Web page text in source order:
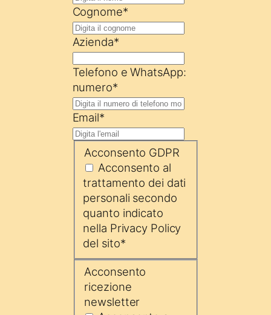
Cognome*
Azienda*
Telefono e WhatsApp:
numero*
Email*
Acconsento GDPR
Acconsento al
trattamento dei dati
personali secondo
quanto indicato
nella Privacy Policy
del sito*
Acconsento
ricezione
newsletter